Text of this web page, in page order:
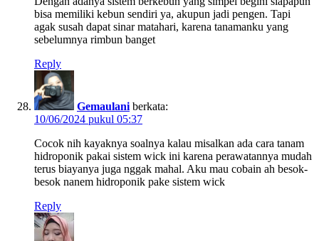
bisa memiliki kebun sendiri ya, akupun jadi pengen. Tapi
agak susah dapat sinar matahari, karena tanamanku yang
sebelumnya rimbun banget
Reply
Gemaulani berkata:
10/06/2024 pukul 05:37
Cocok nih kayaknya soalnya kalau misalkan ada cara tanam
hidroponik pakai sistem wick ini karena perawatannya mudah
terus biayanya juga nggak mahal. Aku mau cobain ah besok-
besok nanem hidroponik pake sistem wick
Reply